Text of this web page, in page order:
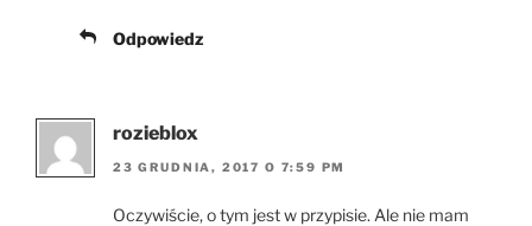
Odpowiedz
rozieblox
23 GRUDNIA, 2017 O 7:59 PM
Oczywiście, o tym jest w przypisie. Ale nie mam